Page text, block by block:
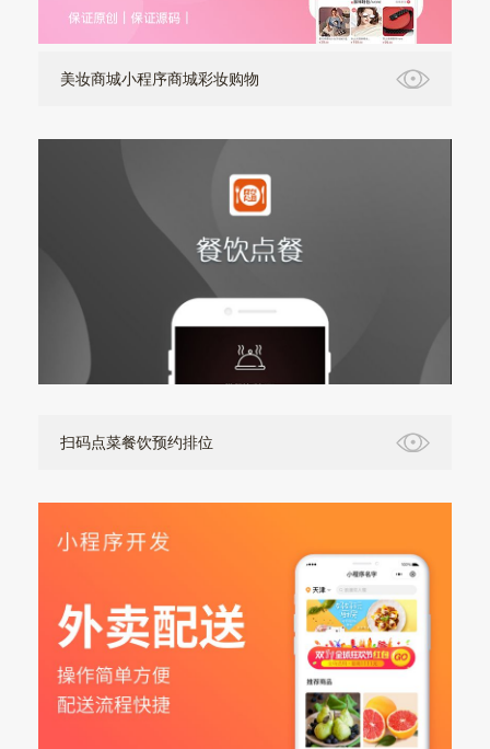
美妆商城小程序商城彩妆购物
扫码点菜餐饮预约排位